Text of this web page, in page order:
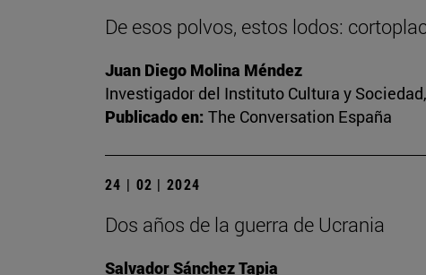
De esos polvos, estos lodos:
Juan Diego Molina Méndez
Investigador del Instituto Cultura y
Publicado en: The Conversation España
24 | 02 | 2024
Dos años de la guerra de Ucrania
Salvador Sánchez Tapia